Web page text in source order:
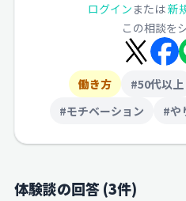
ログインまたは新
この相談を
働き方 #50代以上
#モチベーション
#や
体験談の回答 (3件)